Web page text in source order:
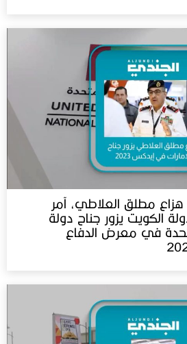
هزاع مطلق العلاطي، آمر
الكويت يزور جناح دولة
في معرض الدفاع